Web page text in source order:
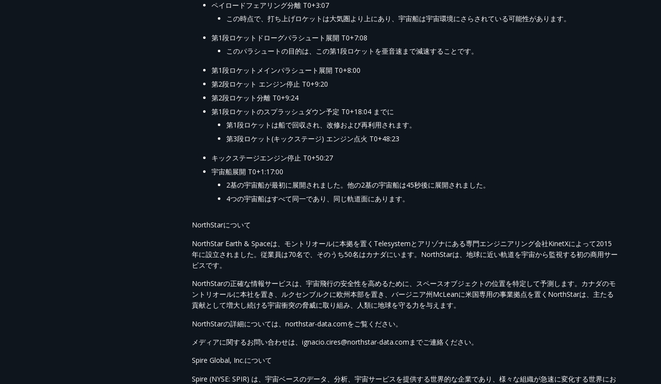
ペイロードフェアリング分離 T0+3:07
この時点で、打ち上げロケットは大気圏より上にあり、宇宙船は宇宙環境にさらされている可能性があります。
第1段ロケットドローグパラシュート展開 T0+7:08
このパラシュートの目的は、この第1段ロケットを亜音速まで減速することです。
第1段ロケットメインパラシュート展開 T0+8:00
第2段ロケット エンジン停止 T0+9:20
第2段ロケット分離 T0+9:24
第1段ロケットのスプラッシュダウン予定 T0+18:04 までに
第1段ロケットは船で回収され、改修および再利用されます。
第3段ロケット(キックステージ) エンジン点火 T0+48:23
キックステージエンジン停止 T0+50:27
宇宙船展開 T0+1:17:00
2基の宇宙船が最初に展開されました。他の2基の宇宙船は45秒後に展開されました。
4つの宇宙船はすべて同一であり、同じ軌道面にあります。
NorthStarについて
NorthStar Earth & Spaceは、モントリオールに本拠を置くTelesystemとアリゾナにある専門エンジニアリング会社KinetXによって2015
年に設立されました。従業員は70名で、そのうち50名はカナダにいます。NorthStarは、地球に近い軌道を宇宙から監視する初の商用サー
ビスです。
NorthStarの正確な情報サービスは、宇宙飛行の安全性を高めるために、スペースオブジェクトの位置を特定して予測します。カナダのモ
ントリオールに本社を置き、ルクセンブルクに欧州本部を置き、バージニア州McLeanに米国専用の事業拠点を置くNorthStarは、主たる
貢献として増大し続ける宇宙衝突の脅威に取り組み、人類に地球を守る力を与えます。
NorthStarの詳細については、northstar-data.comをご覧ください。
メディアに関するお問い合わせは、ignacio.cires@northstar-data.comまでご連絡ください。
Spire Global, Inc.について
Spire (NYSE: SPIR) は、宇宙ベースのデータ、分析、宇宙サービスを提供する世界的な企業であり、様々な組織が急速に変化する世界にお